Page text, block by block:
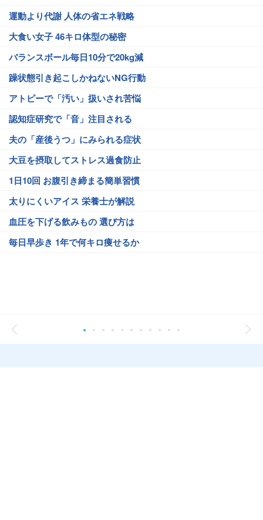
運動より代謝 人体の省エネ戦略
大食い女子 46キロ体型の秘密
バランスボール毎日10分で20kg減
躁状態引き起こしかねないNG行動
アトピーで「汚い」扱いされ苦悩
認知症研究で「音」注目される
夫の「産後うつ」にみられる症状
大豆を摂取してストレス過食防止
1日10回 お腹引き締まる簡単習慣
太りにくいアイス 栄養士が解説
血圧を下げる飲みもの 選び方は
毎日早歩き 1年で何キロ痩せるか